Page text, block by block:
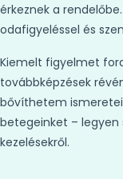
érkeznek a
odafigyeléssel és
Kiemelt figyelmet
továbbképzések
bővíthetem
betegeinket – legyen
kezelésekről.